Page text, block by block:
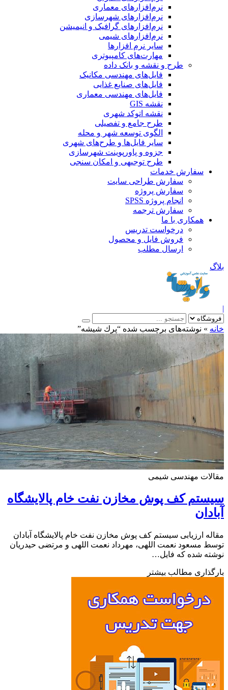
نرم‌افزارهای معماری
نرم‌افزارهای شهرسازی
نرم‌افزارهای گرافیک و انیمیشن
نرم‌افزارهای شیمی
سایر نرم افزارها
مهارت‌های کامپیوتری
طرح و نقشه و بانک داده
فایل‌های مهندسی مکانیک
فایل‌های صنایع غذایی
فایل‌های مهندسی معماری
نقشه GIS
نقشه اتوکد شهری
طرح جامع و تفصیلی
الگوی توسعه شهر و محله
سایر فایل‌ها و طرح‌های شهری
جزوه و پاورپوینت شهرسازی
طرح توجیهی و امکان سنجی
سفارش خدمات
سفارش طراحی سایت
سفارش پروژه
انجام پروژه SPSS
سفارش ترجمه
همکاری با ما
درخواست تدریس
فروش فایل و محصول
ارسال مطلب
»نوشته‌های برچسب شده “پرك شيشه”
مهندسی شیمی
کف پوش مخازن نفت خام پالایشگاه
ارزیابی سیستم کف پوش مخازن نفت خام پالایشگاه آبادان
مسعود نعمت اللهی، مهرداد نعمت اللهی و مرتضی حیدریان
شده که فایل…
مطالب بیشتر